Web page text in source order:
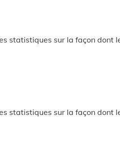
statistiques sur la façon dont
statistiques sur la façon dont